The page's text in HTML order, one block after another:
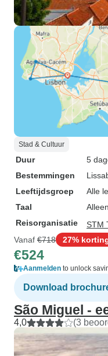
Stad & Cultuur
Duur
5
Bestemmingen
Leeftijdsgroep
Alle
Taal
Reisorganisatie
STM
Vanaf €718 27%
€524
Aanmelden to unlock
Download
São Miguel -
4,0 (3